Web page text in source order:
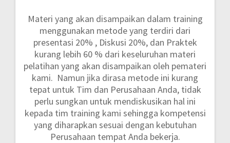
Materi yang akan disampaikan dalam training
menggunakan metode yang terdiri dari
presentasi 20% , Diskusi 20%, dan Praktek
kurang lebih 60 % dari keseluruhan materi
pelatihan yang akan disampaikan oleh pemateri
kami. Namun jika dirasa metode ini kurang
tepat untuk Tim dan Perusahaan Anda, tidak
perlu sungkan untuk mendiskusikan hal ini
kepada tim training kami sehingga kompetensi
yang diharapkan sesuai dengan kebutuhan
Perusahaan tempat Anda bekerja.